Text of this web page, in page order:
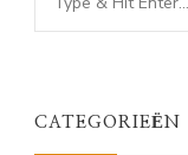
for
CATEGORIEËN